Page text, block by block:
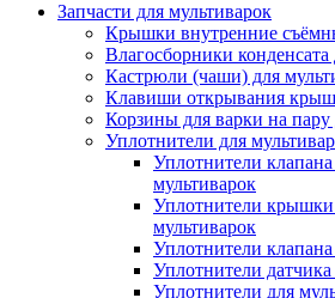
Запчасти для мультиварок
Крышки внутренние
Влагосборники конденсата
Кастрюли (чаши) для
Клавиши открывания
Корзины для варки на пару
Уплотнители для
Уплотнители
мультиварок
Уплотнители
мультиварок
Уплотнители
Уплотнители
Уплотнители для